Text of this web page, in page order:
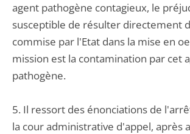
agent pathogène contagieux, le
susceptible de résulter directement
commise par l'Etat dans la mise en
mission est la contamination par cet
pathogène.
5. Il ressort des énonciations de
la cour administrative d'appel, après